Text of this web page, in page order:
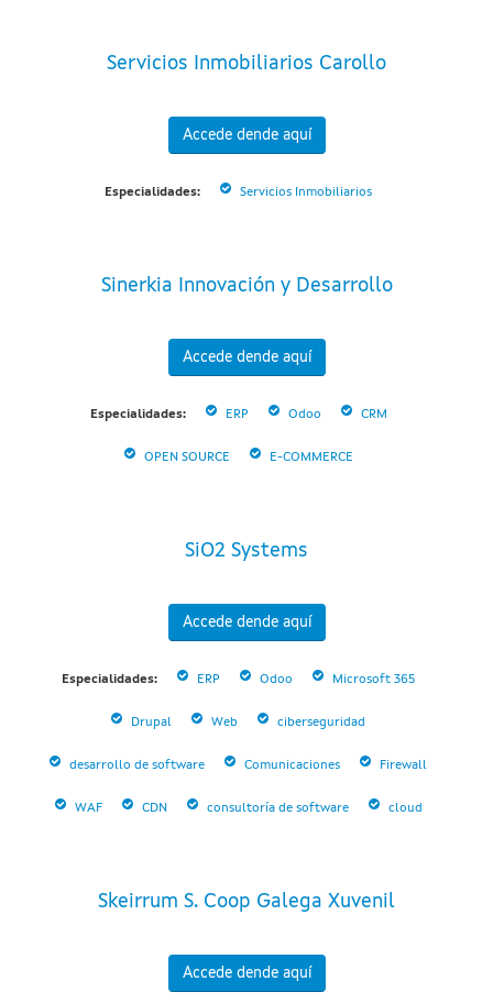
Servicios Inmobiliarios Carollo
Accede dende aquí
Especialidades: Servicios Inmobiliarios
Sinerkia Innovación y Desarrollo
Accede dende aquí
Especialidades: ERP Odoo CRM
OPEN SOURCE E-COMMERCE
SiO2 Systems
Accede dende aquí
Especialidades: ERP Odoo Microsoft 365
Drupal Web ciberseguridad
desarrollo de software Comunicaciones Firewall
WAF CDN consultoría de software cloud
Skeirrum S. Coop Galega Xuvenil
Accede dende aquí